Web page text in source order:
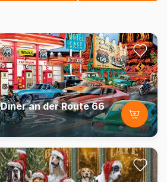
Diner an der Route 66